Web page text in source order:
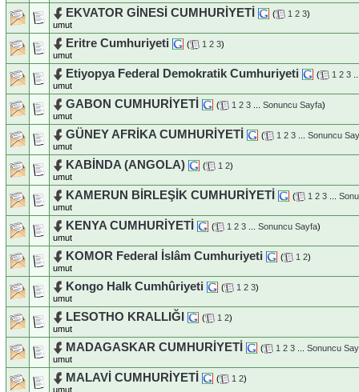
EKVATOR GİNESİ CUMHURİYETİ ( 1 2 3)
umut
Eritre Cumhuriyeti ( 1 2 3)
umut
Etiyopya Federal Demokratik Cumhuriyeti ( 1 2 3
umut
GABON CUMHURİYETİ ( 1 2 3 Sonuncu Sayfa)
umut
GÜNEY AFRİKA CUMHURİYETİ ( 1 2 3
Sonuncu
umut
KABİNDA (ANGOLA) ( 1 2)
umut
KAMERUN BİRLEŞİK CUMHURİYETİ ( 1 2 3
umut
KENYA CUMHURİYETİ ( 1 2 3 Sonuncu Sayfa)
umut
KOMOR Federal İslâm Cumhuriyeti ( 1 2)
umut
Kongo Halk Cumhûriyeti ( 1 2 3)
umut
LESOTHO KRALLIĞI ( 1 2)
umut
MADAGASKAR CUMHURİYETİ ( 1 2 3
Sonuncu
umut
MALAVİ CUMHURİYETİ ( 1 2)
umut